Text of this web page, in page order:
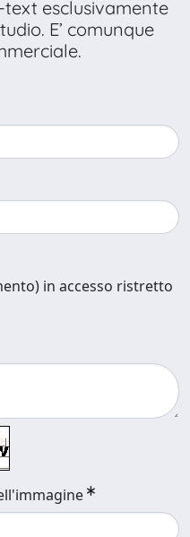
esclusivamente
E’ comunque
in accesso ristretto